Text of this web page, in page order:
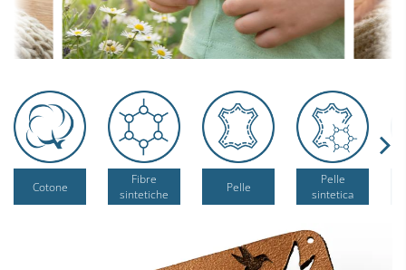
Cotone
Fibre
sintetiche
Pelle
Pelle
sintetica